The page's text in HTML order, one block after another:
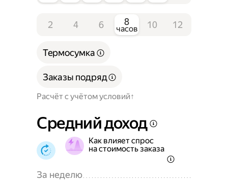
2 4 6 8
часов 10 12
Расчёт с учётом условий
Термосумка
Заказы подряд
Средний доход
Как влияет спрос
на стоимость заказа
За неделю